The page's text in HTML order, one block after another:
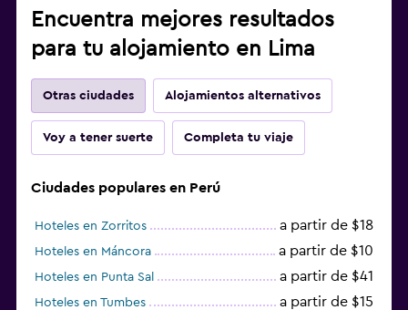
Encuentra mejores resultados
para tu alojamiento en Lima
Otras ciudades Alojamientos alternativos
Voy a tener suerte Completa tu viaje
Ciudades populares en Perú
Hoteles en Zorritos a partir de $18
Hoteles en Máncora a partir de $10
Hoteles en Punta Sal a partir de $41
Hoteles en Tumbes a partir de $15